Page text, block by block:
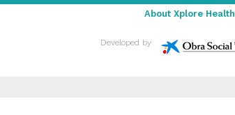
About Xplore Health
Developed by